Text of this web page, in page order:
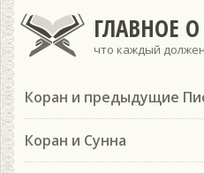
ГЛАВНОЕ
что каждый
Коран и предыдущие
Коран и Сунна